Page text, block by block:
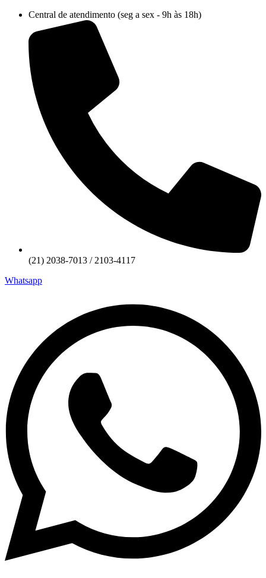
conteúdo
Central de atendimento (seg a sex - 9h às 18h)
(21) 2038-7013 / 2103-4117
Whatsapp